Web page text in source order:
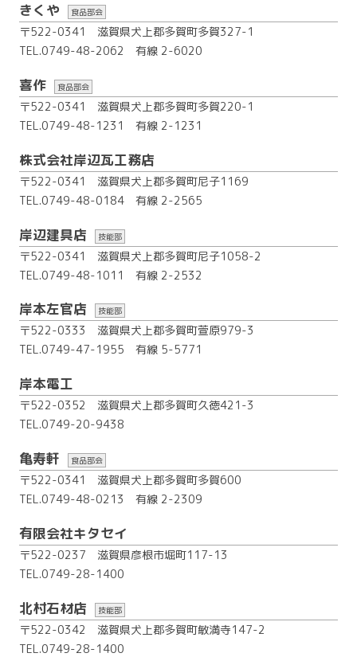
きくや 食品部会
〒522-0341 滋賀県犬上郡多賀町多賀327-1
TEL.0749-48-2062
有線 2-6020
喜作 食品部会
〒522-0341 滋賀県犬上郡多賀町多賀220-1
TEL.0749-48-1231
有線 2-1231
株式会社岸辺瓦工務店
〒522-0341 滋賀県犬上郡多賀町尼子1169
TEL.0749-48-0184
有線 2-2565
岸辺建具店 技能部
〒522-0341 滋賀県犬上郡多賀町尼子1058-2
TEL.0749-48-1011
有線 2-2532
岸本左官店 技能部
〒522-0333 滋賀県犬上郡多賀町萱原979-3
TEL.0749-47-1955
有線 5-5771
岸本電工
〒522-0352 滋賀県犬上郡多賀町久徳421-3
TEL.0749-20-9438
亀寿軒 食品部会
〒522-0341 滋賀県犬上郡多賀町多賀600
TEL.0749-48-0213
有線 2-2309
有限会社キタセイ
〒522-0237 滋賀県彦根市堀町117-13
TEL.0749-28-1400
北村石材店 技能部
〒522-0342 滋賀県犬上郡多賀町敏満寺147-2
TEL.0749-28-1400